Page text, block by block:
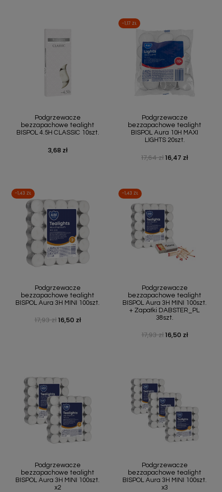
Podgrzewacze
bezzapachowe tealight
BISPOL 4.5H CLASSIC 10szt.
Cena
3,68 zł
Podgrzewacze
bezzapachowe tealight
BISPOL Aura 10H MAXI
LIGHTS 20szt.
Cena podstawowa
17,64 zł Cena
16,47 zł
-1,17 ZŁ
Podgrzewacze
bezzapachowe tealight
BISPOL Aura 3H MINI 100szt.
Cena podstawowa
17,93 zł Cena
16,50 zł
-1,43 ZŁ
Podgrzewacze
bezzapachowe tealight
BISPOL Aura 3H MINI 100szt.
+ Zapałki DABSTER_PL
38szt.
Cena podstawowa
17,93 zł Cena
16,50 zł
-1,43 ZŁ
Podgrzewacze
bezzapachowe tealight
BISPOL Aura 3H MINI 100szt.
x2
Podgrzewacze
bezzapachowe tealight
BISPOL Aura 3H MINI 100szt.
x3